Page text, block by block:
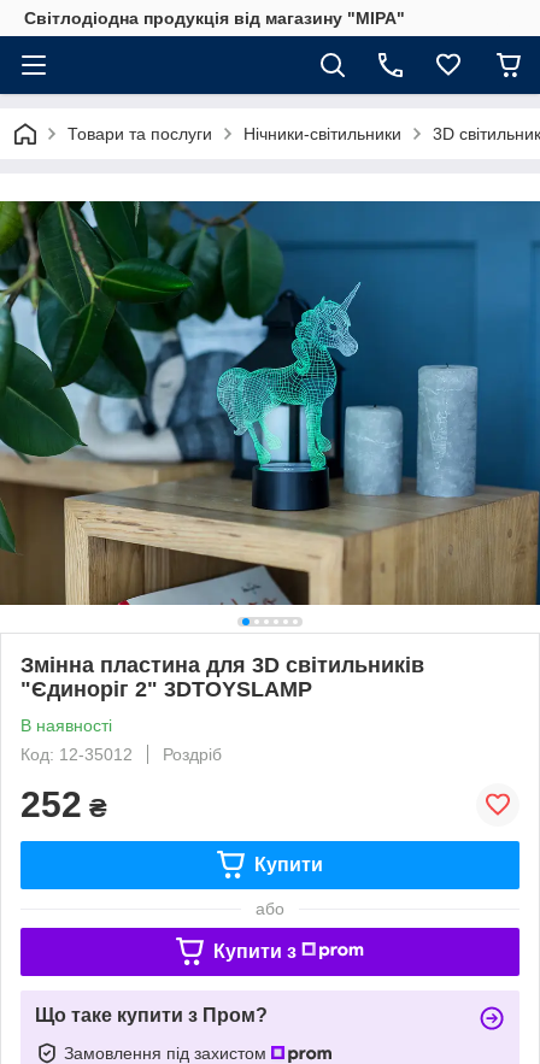
Світлодіодна продукція від магазину "МІРА"
Товари та послуги Нічники-світильники 3D
Змінна пластина для 3D світильників
"Єдиноріг 2" 3DTOYSLAMP
В наявності
Код: 12-35012
Роздріб
252 ₴
Купити
або
Купити з
Що таке купити з Пром?
Замовлення під захистом